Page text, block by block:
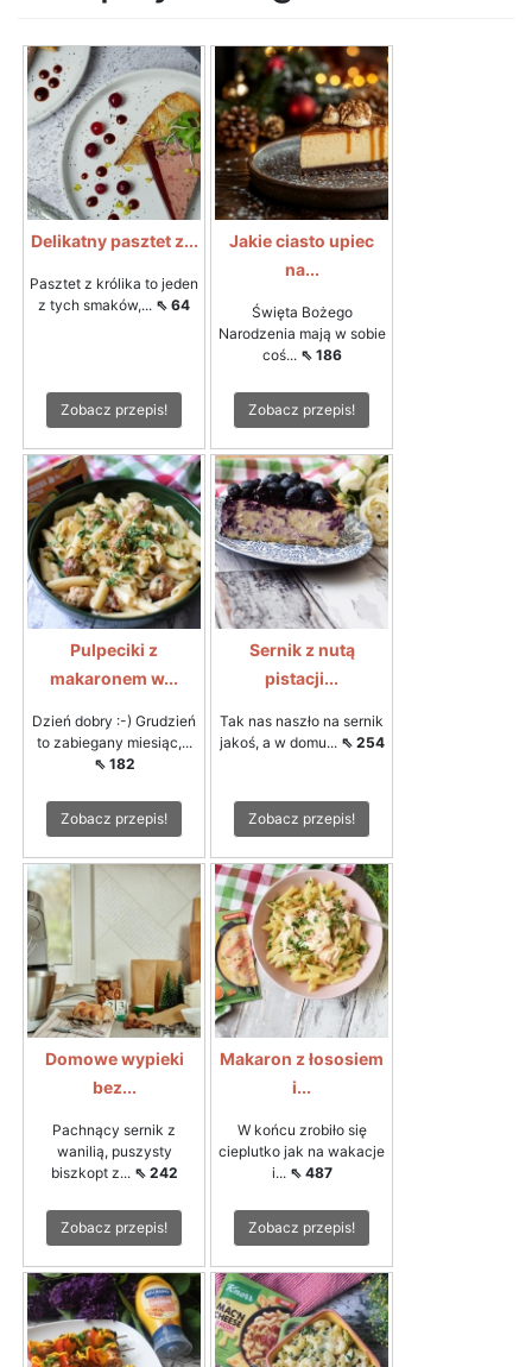
Delikatny pasztet z...
Pasztet z królika to jeden
z tych smaków,... ⇖ 64
Zobacz przepis!
Jakie ciasto upiec
na...
Święta Bożego
Narodzenia mają w sobie
coś... ⇖ 186
Zobacz przepis!
Pulpeciki z
makaronem w...
Dzień dobry :-) Grudzień
to zabiegany miesiąc,...
⇖ 182
Zobacz przepis!
Sernik z nutą
pistacji...
Tak nas naszło na sernik
jakoś, a w domu... ⇖ 254
Zobacz przepis!
​Domowe wypieki
bez...
Pachnący sernik z
wanilią, puszysty
biszkopt z... ⇖ 242
Zobacz przepis!
Makaron z łososiem
i...
W końcu zrobiło się
cieplutko jak na wakacje
i... ⇖ 487
Zobacz przepis!